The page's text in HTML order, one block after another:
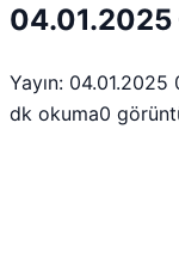
04.01.2025
Yayın: 04.01.2025
dk okuma0